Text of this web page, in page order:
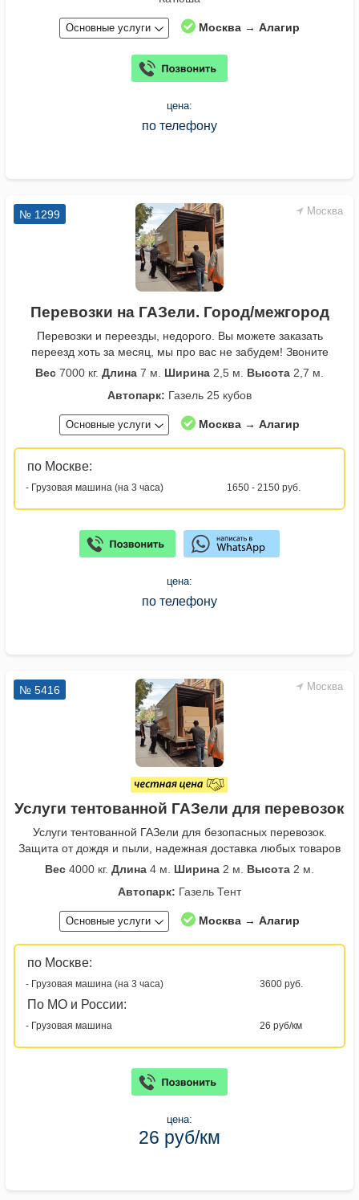
Основные услуги Москва → Алагир
цена:
по телефону
Москва
№ 1299
Перевозки на ГАЗели. Город/межгород
Перевозки и переезды, недорого. Вы можете заказать
переезд хоть за месяц, мы про вас не забудем! Звоните
Вес 7000 кг. Длина 7 м. Ширина 2,5 м. Высота 2,7 м.
Автопарк: Газель 25 кубов
Основные услуги Москва → Алагир
по Москве:
- Грузовая машина (на 3 часа) 1650 - 2150 руб.
цена:
по телефону
Москва
№ 5416
Услуги тентованной ГАЗели для перевозок
Услуги тентованной ГАЗели для безопасных перевозок.
Защита от дождя и пыли, надежная доставка любых товаров
Вес 4000 кг. Длина 4 м. Ширина 2 м. Высота 2 м.
Автопарк: Газель Тент
Основные услуги Москва → Алагир
по Москве:
- Грузовая машина (на 3 часа) 3600 руб.
По МО и России:
- Грузовая машина 26 руб/км
цена:
26 руб/км